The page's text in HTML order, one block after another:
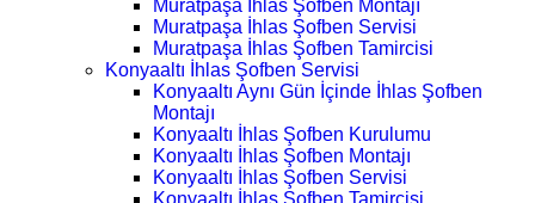
Muratpaşa İhlas Şofben Montajı
Muratpaşa İhlas Şofben Servisi
Muratpaşa İhlas Şofben Tamircisi
Konyaaltı İhlas Şofben Servisi
Konyaaltı Aynı Gün İçinde İhlas Şofben
Montajı
Konyaaltı İhlas Şofben Kurulumu
Konyaaltı İhlas Şofben Montajı
Konyaaltı İhlas Şofben Servisi
Konyaaltı İhlas Şofben Tamircisi